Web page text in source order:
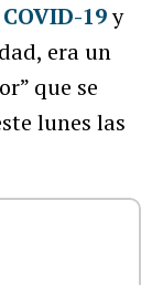
COVID-19y
era un
que se
lunes las